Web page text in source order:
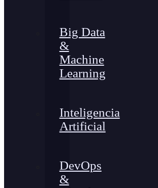
Big Data
&
Machine
Learning
Inteligencia
Artificial
DevOps
&